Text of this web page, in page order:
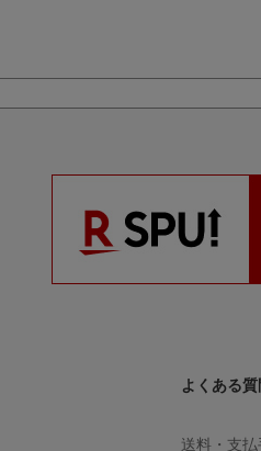
よくある質
送料・支